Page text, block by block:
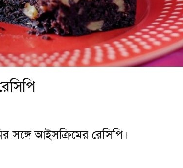
সঙ্গে আইসক্রিমের রেসিপি।